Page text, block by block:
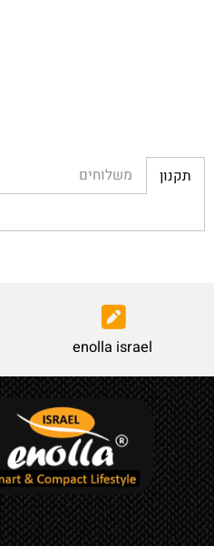
enolla israel